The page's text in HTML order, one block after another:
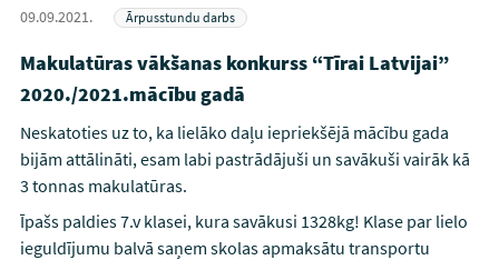
09.09.2021. Ārpusstundu darbs
Makulatūras vākšanas konkurss “Tīrai Latvijai”
2020./2021.mācību gadā
Neskatoties uz to, ka lielāko daļu iepriekšējā mācību gada
bijām attālināti, esam labi pastrādājuši un savākuši vairāk kā
3 tonnas makulatūras.
Īpašs paldies 7.v klasei, kura savākusi 1328kg! Klase par lielo
ieguldījumu balvā saņem skolas apmaksātu transportu